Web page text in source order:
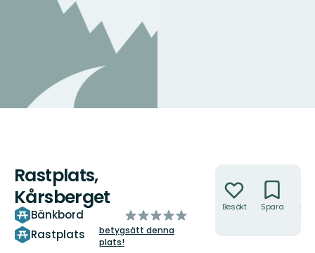
Rastplats,
Kårsberget
Bänkbord
Rastplats
av
5
stjärnor
betygsätt denna
plats!
Besökt Spara